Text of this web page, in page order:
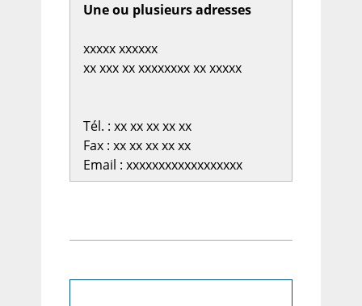
Une ou plusieurs adresses
xxxxx xxxxxx
xx xxx xx xxxxxxxx xx xxxxx
Tél. : xx xx xx xx xx
Fax : xx xx xx xx xx
Email : xxxxxxxxxxxxxxxxxx